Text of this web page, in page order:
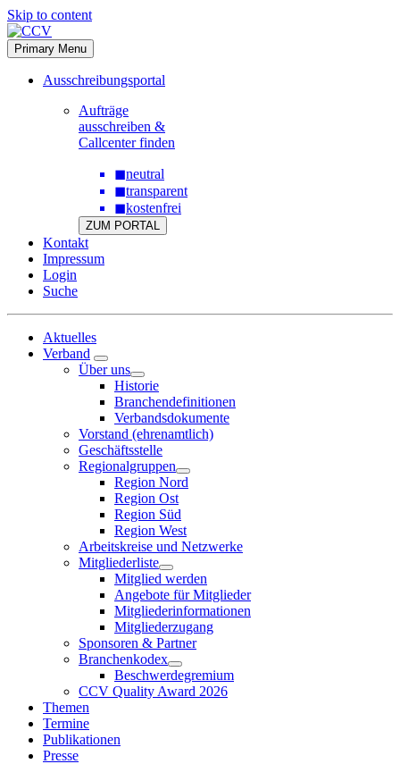
Skip to content
Primary Menu
Ausschreibungsportal
Aufträge
ausschreiben &
Callcenter finden
◼neutral
◼transparent
◼kostenfrei
ZUM PORTAL
Kontakt
Impressum
Login
Suche
Aktuelles
Verband
Über uns
Historie
Branchendefinitionen
Verbandsdokumente
Vorstand (ehrenamtlich)
Geschäftsstelle
Regionalgruppen
Region Nord
Region Ost
Region Süd
Region West
Arbeitskreise und Netzwerke
Mitgliederliste
Mitglied werden
Angebote für Mitglieder
Mitgliederinformationen
Mitgliederzugang
Sponsoren & Partner
Branchenkodex
Beschwerdegremium
CCV Quality Award 2026
Themen
Termine
Publikationen
Presse